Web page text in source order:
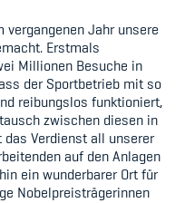
Jahr unsere
Erstmals
Millionen Besuche in
der Sportbetrieb mit so
reibungslos funktioniert,
zwischen diesen in
Verdienst all unserer
auf den Anlagen
ein wunderbarer Ort für
Nobelpreisträgerinnen